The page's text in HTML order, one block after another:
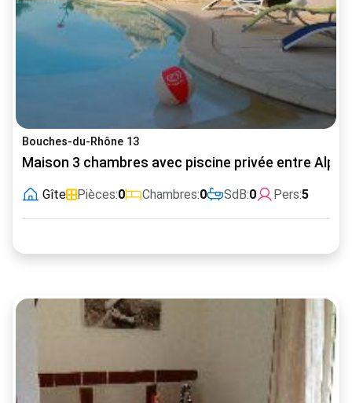
Bouches-du-Rhône 13
Maison 3 chambres avec piscine privée entre
Gîte Pièces:0 Chambres:0 SdB:0 Pers:5